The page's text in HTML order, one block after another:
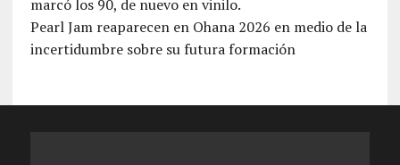
marcó los 90, de nuevo en vinilo.
Pearl Jam reaparecen en Ohana 2026 en medio de la
incertidumbre sobre su futura formación